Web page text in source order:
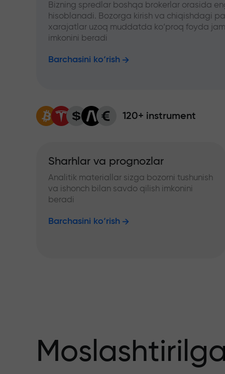
Bizning spredlar boshqa brokerlar orasida
hisoblanadi. Bozorga kirish va chiqishdagi
xarajatlar uzoq muddatda ko‘proq foyda
imkonini beradi
Barchasini ko‘rish
120+ instrument
Sharhlar va prognozlar
Analitik materiallar sizga bozorni tushunish
va ishonch bilan savdo qilish imkonini
beradi
Barchasini ko‘rish